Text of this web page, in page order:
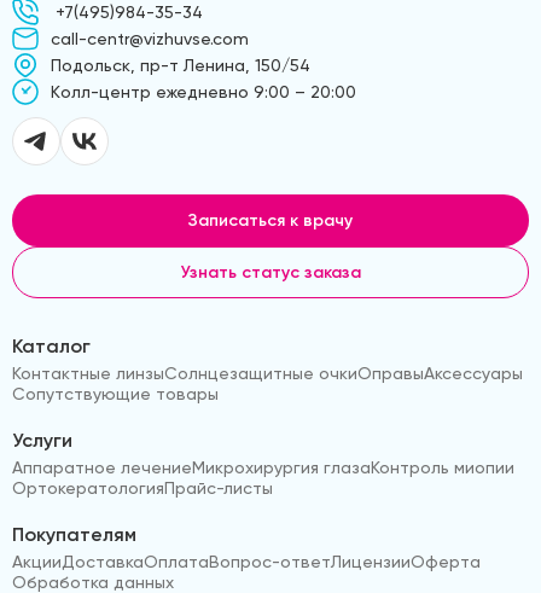
+7(495)984-35-34
call-centr@vizhuvse.com
Подольск, пр-т Ленина, 150/54
Kолл-центр ежедневно 9:00 – 20:00
Записаться к врачу
Узнать статус заказа
Каталог
Контактные линзыСолнцезащитные очкиОправыАксессуары
Сопутствующие товары
Услуги
Аппаратное лечениеМикрохирургия глазаКонтроль миопии
ОртокератологияПрайс-листы
Покупателям
АкцииДоставкаОплатаВопрос-ответЛицензииОферта
Обработка данных